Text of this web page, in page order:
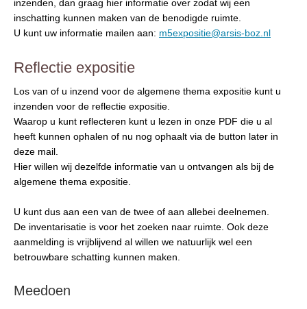
inzenden, dan graag hier informatie over zodat wij een
inschatting kunnen maken van de benodigde ruimte.
U kunt uw informatie mailen aan: m5expositie@arsis-boz.nl
Reflectie expositie
Los van of u inzend voor de algemene thema expositie kunt u
inzenden voor de reflectie expositie.
Waarop u kunt reflecteren kunt u lezen in onze PDF die u al
heeft kunnen ophalen of nu nog ophaalt via de button later in
deze mail.
Hier willen wij dezelfde informatie van u ontvangen als bij de
algemene thema expositie.
U kunt dus aan een van de twee of aan allebei deelnemen.
De inventarisatie is voor het zoeken naar ruimte. Ook deze
aanmelding is vrijblijvend al willen we natuurlijk wel een
betrouwbare schatting kunnen maken.
Meedoen